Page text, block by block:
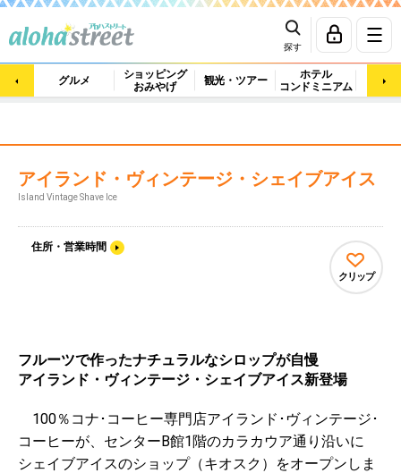
探す
グルメ
ショッピング
おみやげ
観光・ツアー
ホテル
コンドミニアム
マッ
アイランド・ヴィンテージ・シェイブアイス
Island Vintage Shave Ice
住所・営業時間
クリップ
フルーツで作ったナチュラルなシロップが自慢
アイランド・ヴィンテージ・シェイブアイス新登場
100％コナ･コーヒー専門店アイランド･ヴィンテージ･
コーヒーが、センターB館1階のカラカウア通り沿いに
シェイブアイスのショップ（キオスク）をオープンしま